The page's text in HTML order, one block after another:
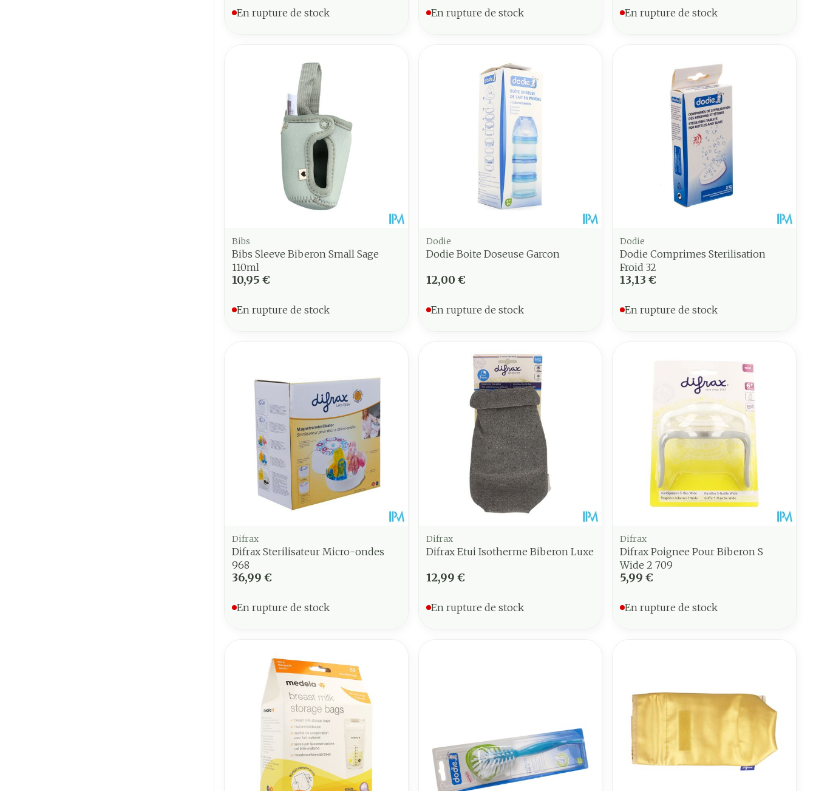
En rupture de stock En rupture de stock En rupture de stock
Bibs
Bibs Sleeve Biberon Small Sage
110ml
10,95 €
En rupture de stock
Dodie
Dodie Boite Doseuse Garcon
12,00 €
En rupture de stock
Dodie
Dodie Comprimes Sterilisation
Froid 32
13,13 €
En rupture de stock
Difrax
Difrax Sterilisateur Micro-ondes
968
36,99 €
En rupture de stock
Difrax
Difrax Etui Isotherme Biberon Luxe
12,99 €
En rupture de stock
Difrax
Difrax Poignee Pour Biberon S
Wide 2 709
5,99 €
En rupture de stock